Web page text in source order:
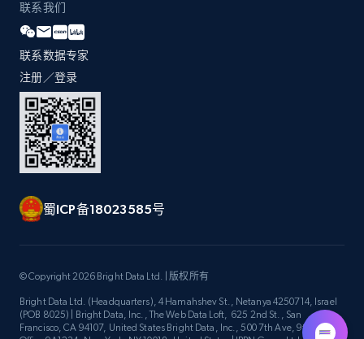
联系我们
联系数据专家
注册／登录
蜀ICP备18023585号
© Copyright 2026 Bright Data Ltd. | 版权所有
Bright Data Ltd. (Headquarters), 4 Hamahshev St., Netanya 4250714, Israel
(POB 8025) | Bright Data, Inc., The Web Data Loft, 625 2nd St., San
Francisco, CA 94107, United States Bright Data, Inc., 500 7th Ave, 9th Floor